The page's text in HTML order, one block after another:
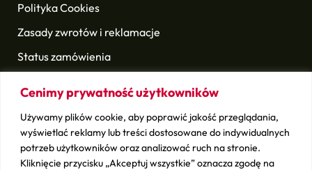
Cenimy prywatność użytkowników
Używamy plików cookie, aby poprawić jakość przeglądania,
wyświetlać reklamy lub treści dostosowane do indywidualnych
potrzeb użytkowników oraz analizować ruch na stronie.
Kliknięcie przycisku „Akceptuj wszystkie” oznacza zgodę na
Polityka Cookies
Zasady zwrotów i reklamacje
Status zamówienia
Nasze Marki
TaylorMade
Callaway